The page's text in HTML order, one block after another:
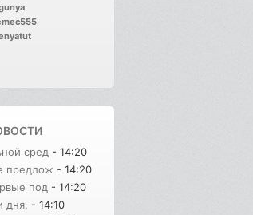
сред - 14:20
предлож - 14:20
под - 14:20
дня, - 14:10